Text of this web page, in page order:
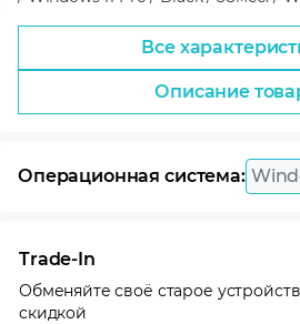
Все
Описание
Операционная система:
Trade-In
Обменяйте своё старое
скидкой